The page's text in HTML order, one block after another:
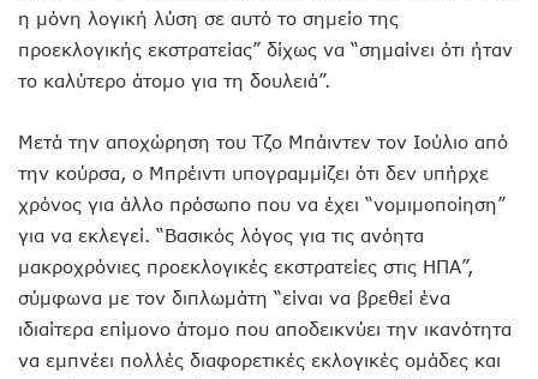
η μόνη λογική λύση σε αυτό το σημείο της
προεκλογικής εκστρατείας” δίχως να “σημαίνει ότι ήταν
το καλύτερο άτομο για τη δουλειά”.
Μετά την αποχώρηση του Τζο Μπάιντεν τον Ιούλιο από
την κούρσα, ο Μπρέιντι υπογραμμίζει ότι δεν υπήρχε
χρόνος για άλλο πρόσωπο που να έχει “νομιμοποίηση”
για να εκλεγεί. “Βασικός λόγος για τις ανόητα
μακροχρόνιες προεκλογικές εκστρατείες στις ΗΠΑ”,
σύμφωνα με τον διπλωμάτη “είναι να βρεθεί ένα
ιδιαίτερα επίμονο άτομο που αποδεικνύει την ικανότητα
να εμπνέει πολλές διαφορετικές εκλογικές ομάδες και